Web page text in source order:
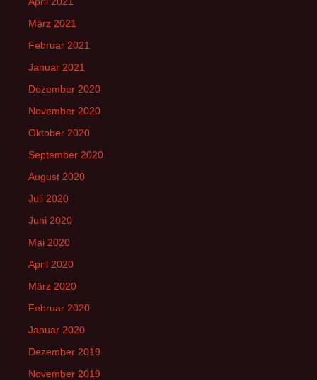
März 2021
Februar 2021
Januar 2021
Dezember 2020
November 2020
Oktober 2020
September 2020
August 2020
Juli 2020
Juni 2020
Mai 2020
April 2020
März 2020
Februar 2020
Januar 2020
Dezember 2019
November 2019